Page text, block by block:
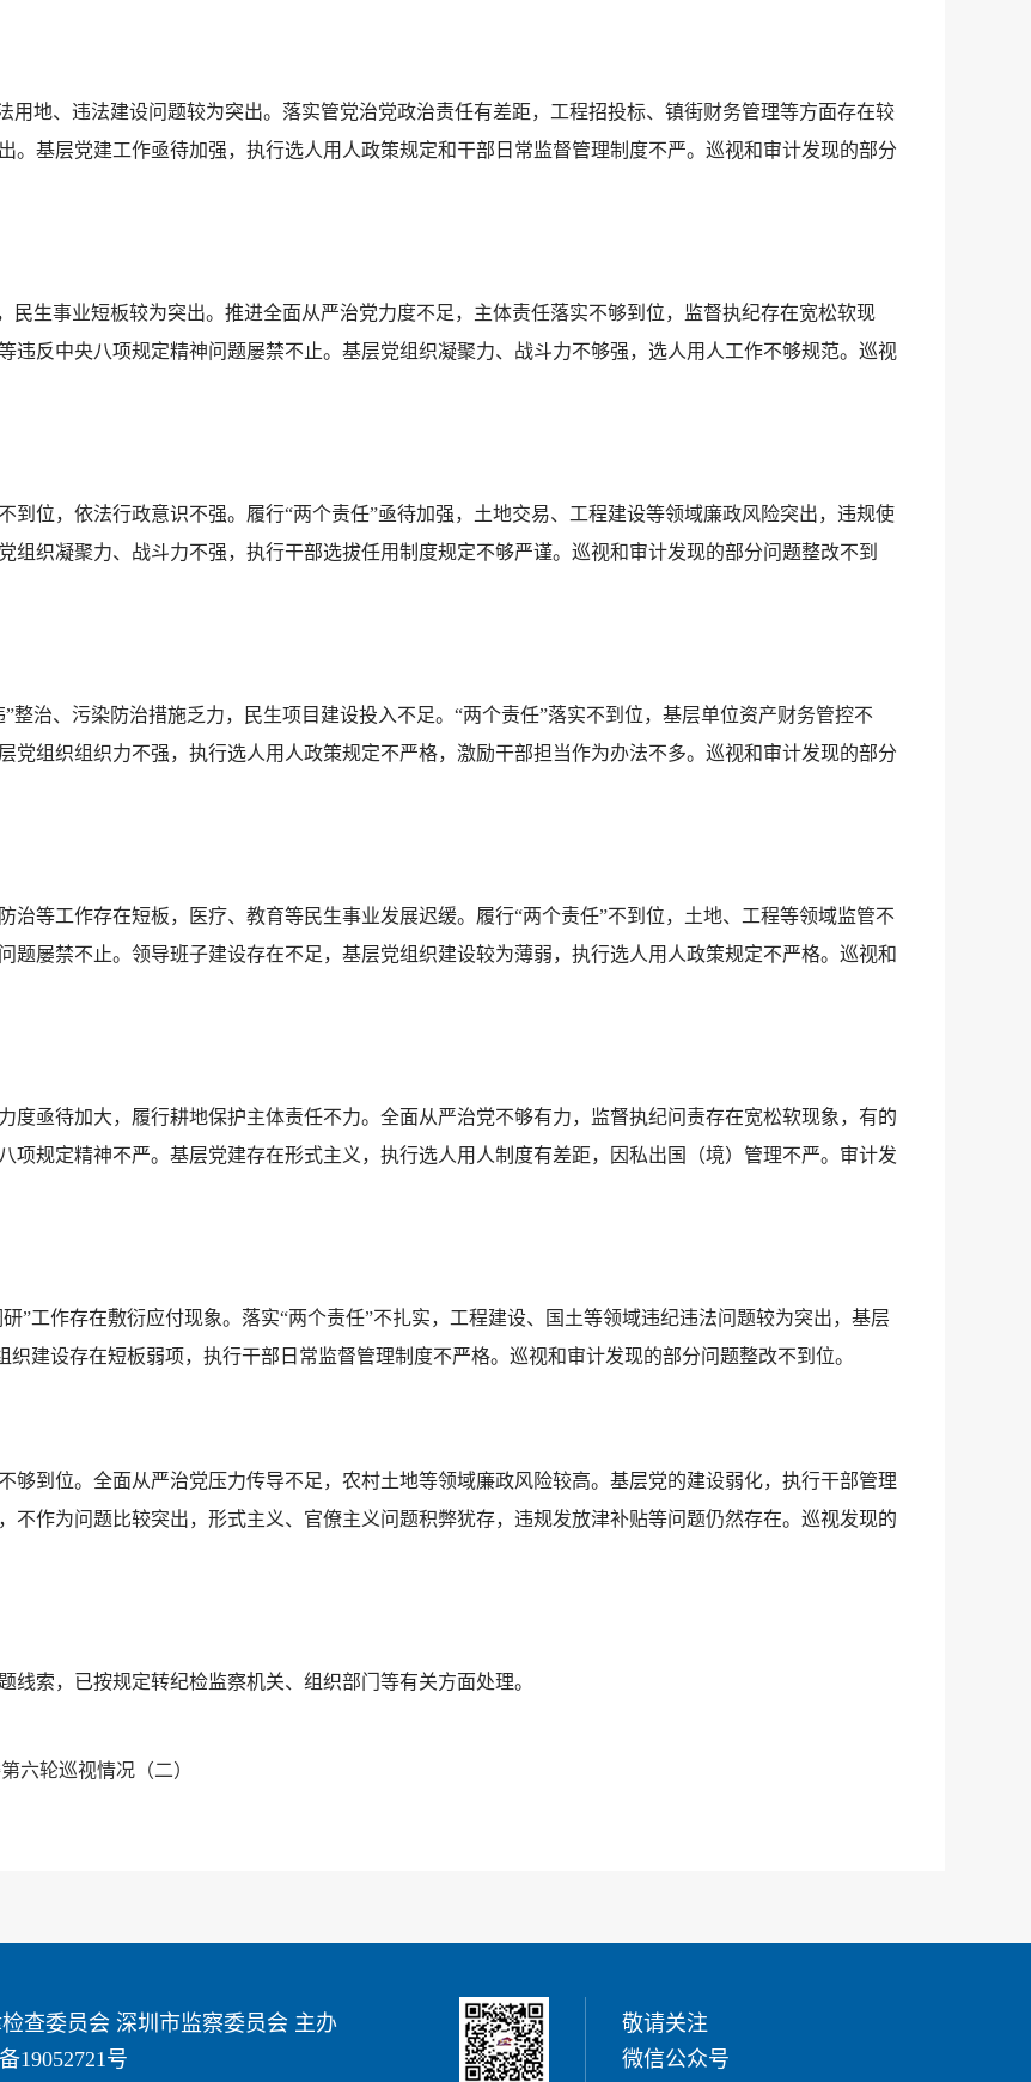
用地、违法建设问题较为突出。落实管党治党政治责任有差距，工程招投标、镇街财务管理等方面存在较
。基层党建工作亟待加强，执行选人用人政策规定和干部日常监督管理制度不严。巡视和审计发现的部分
民生事业短板较为突出。推进全面从严治党力度不足，主体责任落实不够到位，监督执纪存在宽松软现
违反中央八项规定精神问题屡禁不止。基层党组织凝聚力、战斗力不够强，选人用人工作不够规范。巡视
到位，依法行政意识不强。履行“两个责任”亟待加强，土地交易、工程建设等领域廉政风险突出，违规使
组织凝聚力、战斗力不强，执行干部选拔任用制度规定不够严谨。巡视和审计发现的部分问题整改不到
整治、污染防治措施乏力，民生项目建设投入不足。“两个责任”落实不到位，基层单位资产财务管控不
党组织组织力不强，执行选人用人政策规定不严格，激励干部担当作为办法不多。巡视和审计发现的部分
治等工作存在短板，医疗、教育等民生事业发展迟缓。履行“两个责任”不到位，土地、工程等领域监管不
题屡禁不止。领导班子建设存在不足，基层党组织建设较为薄弱，执行选人用人政策规定不严格。巡视和
度亟待加大，履行耕地保护主体责任不力。全面从严治党不够有力，监督执纪问责存在宽松软现象，有的
项规定精神不严。基层党建存在形式主义，执行选人用人制度有差距，因私出国（境）管理不严。审计发
”工作存在敷衍应付现象。落实“两个责任”不扎实，工程建设、国土等领域违纪违法问题较为突出，基层
建设存在短板弱项，执行干部日常监督管理制度不严格。巡视和审计发现的部分问题整改不到位。
够到位。全面从严治党压力传导不足，农村土地等领域廉政风险较高。基层党的建设弱化，执行干部管理
不作为问题比较突出，形式主义、官僚主义问题积弊犹存，违规发放津补贴等问题仍然存在。巡视发现的
索，已按规定转纪检监察机关、组织部门等有关方面处理。
六轮巡视情况（二）
查委员会 深圳市监察委员会 主办
19052721号
敬请关注
微信公众号